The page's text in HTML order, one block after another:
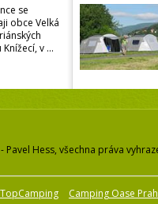
se
obce Velká
v ...
Hess, všechna práva
TopCamping Camping Oase